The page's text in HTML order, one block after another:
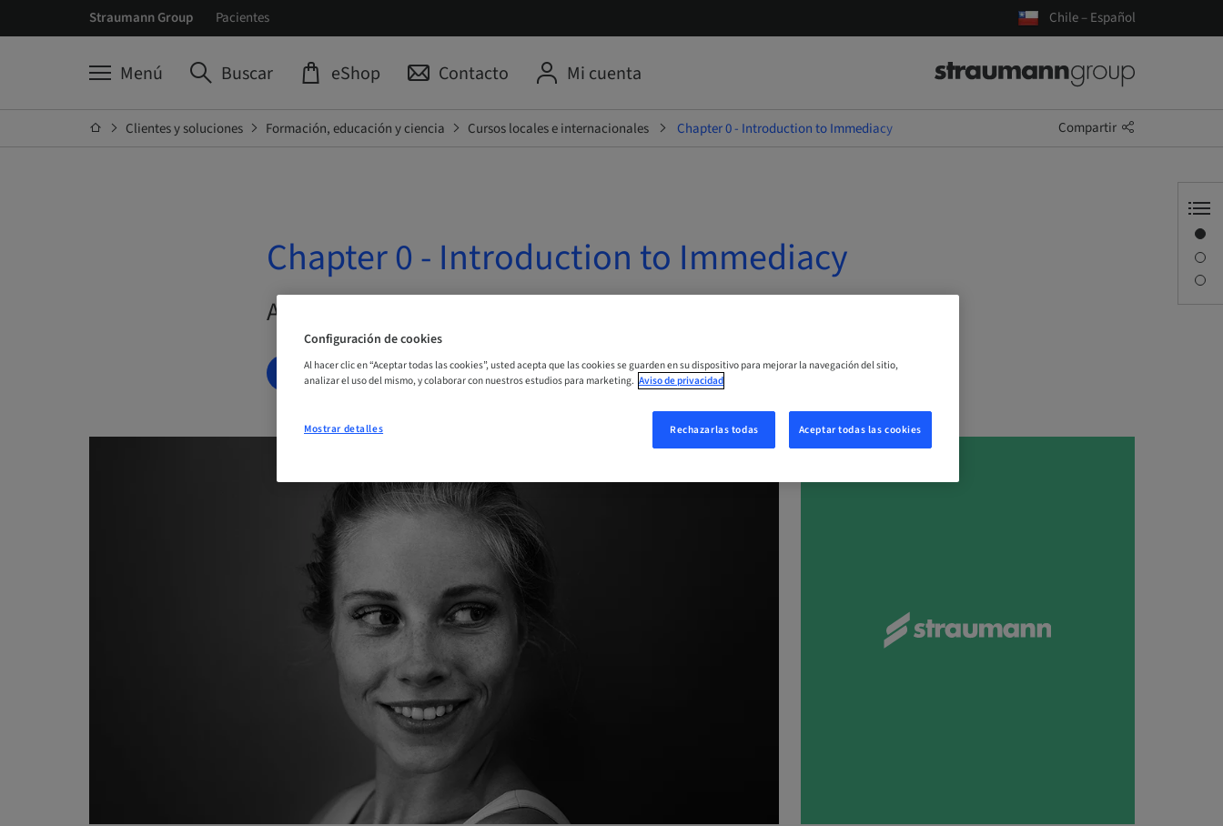
Straumann Group Pacientes Chile – Español
Menú Buscar eShop Contacto Mi cuenta
Clientes y soluciones Formación, educación y ciencia Cursos locales e internacionales Chapter 0 - Introduction to Immediacy Compartir
Chapter 0 - Introduction to Immediacy
A demanda | Online
RESERVAR AHORA
Configuración de cookies
Al hacer clic en “Aceptar todas las cookies”, usted acepta que las cookies se guarden en su dispositivo para mejorar la navegación del sitio,
analizar el uso del mismo, y colaborar con nuestros estudios para marketing. Aviso de privacidad
Rechazarlas todas Aceptar todas las cookies
Mostrar detalles